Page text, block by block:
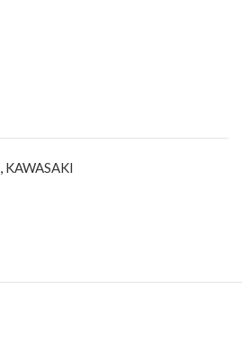
, KAWASAKI